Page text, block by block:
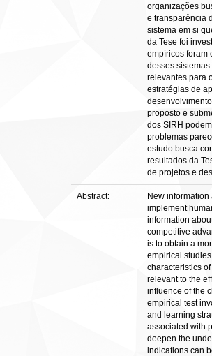
organizações
e transparência
sistema em si
da Tese foi
empíricos foram
desses
relevantes para
estratégias de
proposto e
dos SIRH
problemas
estudo busca
resultados da
de projetos e
Abstract:
New
implement
information
competitive
is to obtain a
empirical
characteristics
relevant to the
influence of the
empirical test
and learning
associated with
deepen the
indications can